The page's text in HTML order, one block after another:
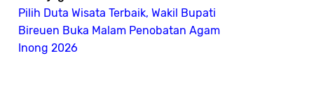
Pilih Duta Wisata Terbaik, Wakil Bupati
Bireuen Buka Malam Penobatan Agam
Inong 2026